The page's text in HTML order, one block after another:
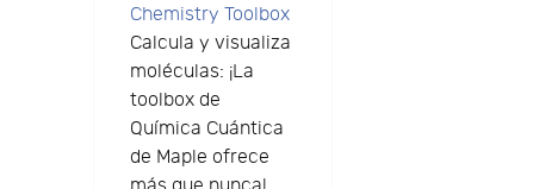
Chemistry Toolbox
Calcula y visualiza
moléculas: ¡La
toolbox de
Química Cuántica
de Maple ofrece